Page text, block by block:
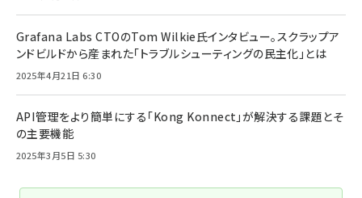
Grafana Labs CTOのTom Wilkie氏インタビュー。スクラップア
ンドビルドから産まれた「トラブルシューティングの民主化」とは
2025年4月21日 6:30
API管理をより簡単にする「Kong Konnect」が解決する課題とそ
の主要機能
2025年3月5日 5:30